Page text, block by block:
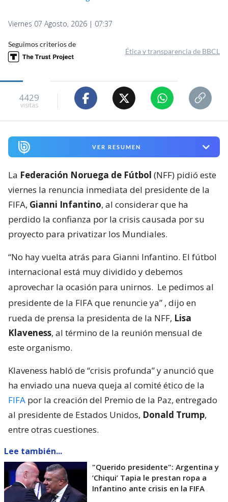
Viernes 07 Agosto, 2026 | 07:37
Seguimos criterios de
Ética y transparencia de BBCL
4429
visitas
VER RESUMEN
La Federación Noruega de Fútbol (NFF) pidió este
viernes la renuncia inmediata del presidente de la
FIFA, Gianni Infantino, al considerar que ha
perdido la confianza por la crisis causada por su
proyecto para privatizar los Mundiales.
“No hay vuelta atrás para Gianni Infantino. El fútbol
internacional está muy dividido y debemos
aprovechar la ocasión para unirnos. Le pedimos al
presidente de la FIFA que renuncie ya” , dijo en
rueda de prensa la presidenta de la NFF, Lisa
Klaveness, al término de la reunión mensual de
este organismo.
Klaveness habló de “crisis profunda” y anunció que
ha enviado una nueva queja al comité ético de la
FIFA por la creación del Premio de la Paz, entregado
al presidente de Estados Unidos, Donald Trump,
entre otras cuestiones.
Lee también...
"Querido presidente": Argentina y
’Chiqui’ Tapia le prestan ropa a
Infantino ante crisis en la FIFA